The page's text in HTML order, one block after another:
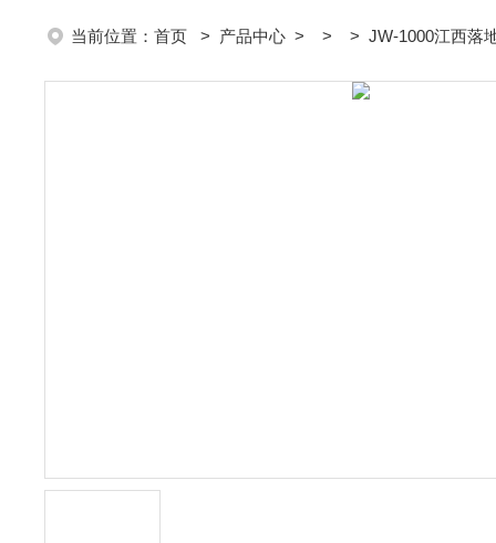
当前位置： 首页 > 产品中心 > > > JW-1000江西落地